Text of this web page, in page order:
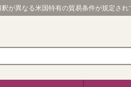
が異なる米国特有の貿易条件が規定さ